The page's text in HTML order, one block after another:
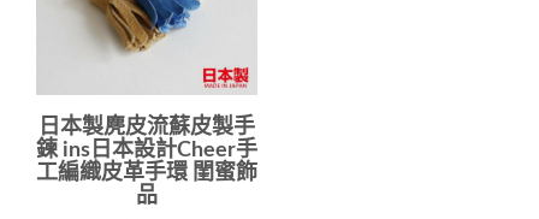
日本製麂皮流蘇皮製手
鍊 ins日本設計Cheer手
工編織皮革手環 閨蜜飾
品